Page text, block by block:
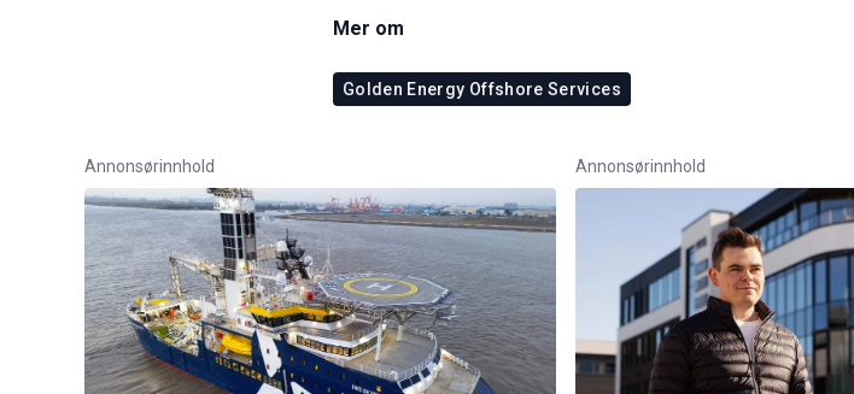
Mer om
Golden Energy Offshore Services
Annonsørinnhold Annonsørinnhold